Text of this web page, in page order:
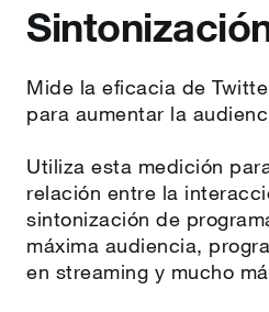
Mide la eficacia de
para aumentar la
Utiliza esta medición
relación entre la
sintonización de
máxima audiencia,
en streaming y mucho